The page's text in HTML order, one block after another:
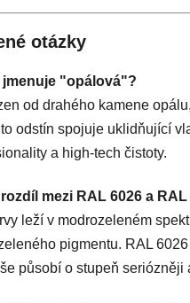
otázky
jmenuje "opálová"?
od drahého kamene
odstín spojuje uklidňující
a high-tech čistoty.
mezi RAL 6026 a RAL
leží v modrozeleném
pigmentu. RAL
působí o stupeň seriózněji